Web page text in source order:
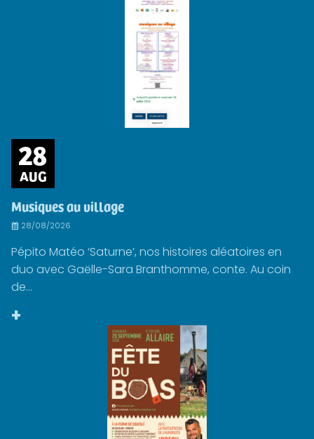
28
AUG
Musiques au village
28/08/2026
Pépito Matéo ‘Saturne’, nos histoires aléatoires en
duo avec Gaëlle-Sara Branthomme, conte. Au coin
de...
+